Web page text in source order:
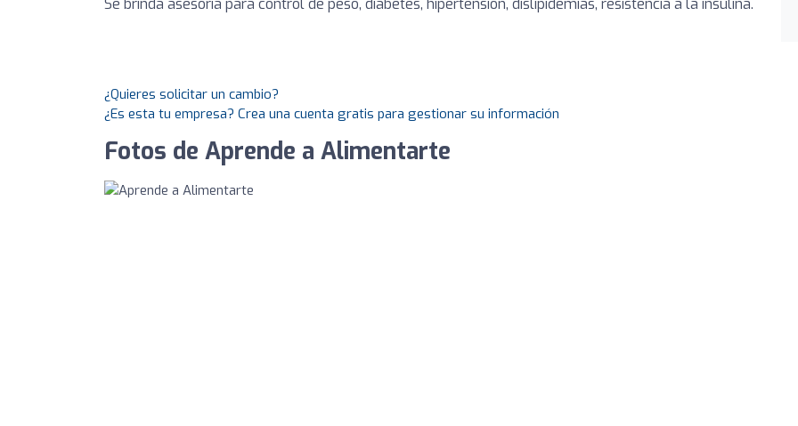
Se brinda asesoría para control de peso, diabetes, hipertensión, dislipidemias, resistencia a la insulina.
¿Quieres solicitar un cambio?
¿Es esta tu empresa? Crea una cuenta gratis para gestionar su información
Fotos de Aprende a Alimentarte